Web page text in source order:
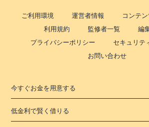
ご利用環境 運営者情報
コンテ
利用規約
監修者一覧
編
プライバシーポリシー
セキュリテ
お問い合わせ
今すぐお金を用意する
低金利で賢く借りる